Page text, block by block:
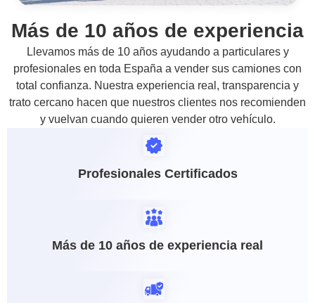
Más de 10 años de experiencia
Llevamos más de 10 años ayudando a particulares y
profesionales en toda España a vender sus camiones con
total confianza. Nuestra experiencia real, transparencia y
trato cercano hacen que nuestros clientes nos recomienden
y vuelvan cuando quieren vender otro vehículo.
Profesionales Certificados
Más de 10 años de experiencia real